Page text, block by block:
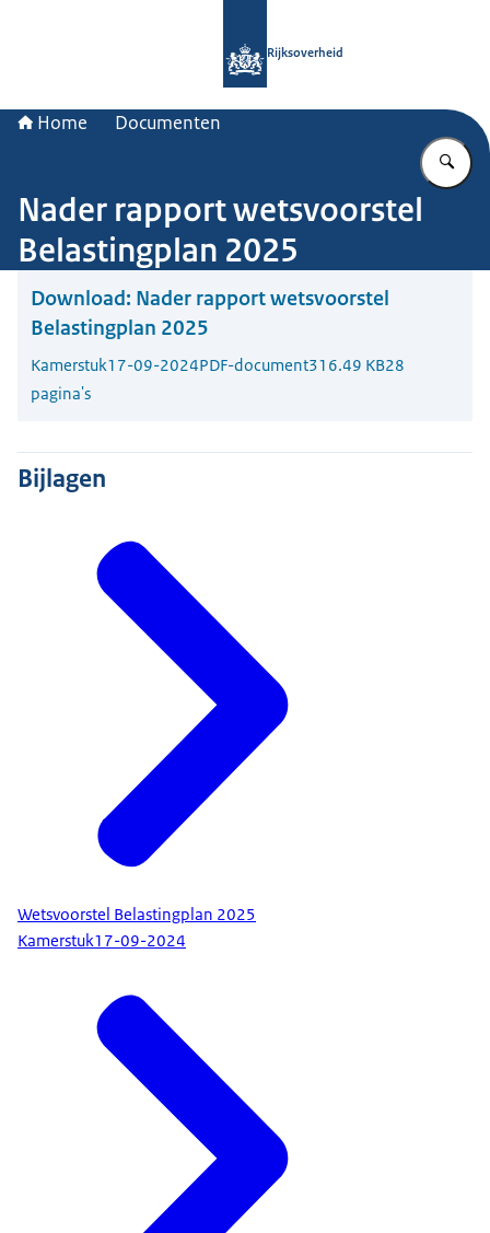
Rijksoverheid
Home Documenten
Nader rapport wetsvoorstel
Belastingplan 2025
Download: Nader rapport wetsvoorstel
Belastingplan 2025
Kamerstuk17-09-2024PDF-document316.49 KB28
pagina's
Bijlagen
Wetsvoorstel Belastingplan 2025
Kamerstuk17-09-2024